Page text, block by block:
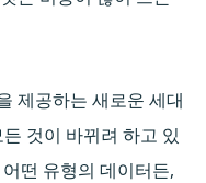
제공하는 새로운 세대
것이 바뀌려 하고 있
떤 유형의 데이터든,